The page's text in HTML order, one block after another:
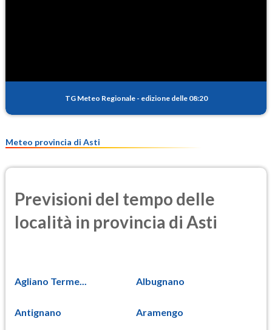
PM25
TG Meteo Regionale - edizione delle 08:20
Meteo provincia di Asti
Previsioni del tempo delle
località in provincia di Asti
Agliano Terme... Albugnano
Antignano Aramengo